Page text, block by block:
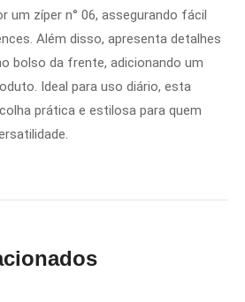
um zíper n° 06, assegurando fácil
Além disso, apresenta detalhes
bolso da frente, adicionando um
Ideal para uso diário, esta
prática e estilosa para quem